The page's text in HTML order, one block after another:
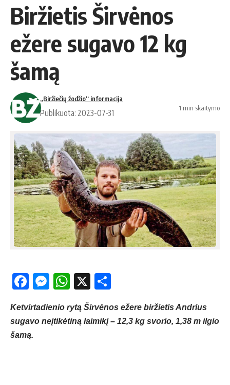
Biržietis Širvėnos
ežere sugavo 12 kg
šamą
„Biržiečių žodžio“ informacija
Publikuota: 2023-07-31
1 min skaitymo
Facebook
Messenger
WhatsApp
X
Ketvirtadienio rytą Širvėnos ežere biržietis Andrius
sugavo neįtikėtiną laimikį – 12,3 kg svorio, 1,38 m ilgio
šamą.